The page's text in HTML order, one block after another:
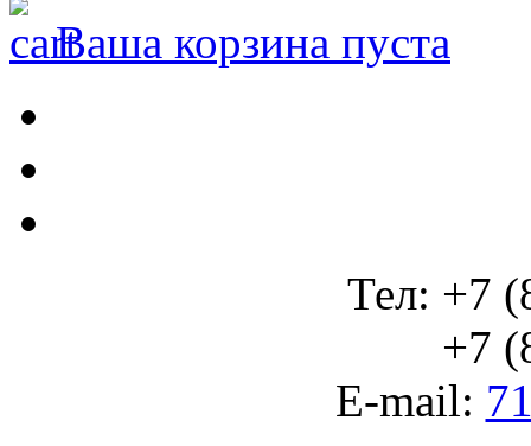
Ваша корзина пуста
Тел: +7
+7
E-mail: